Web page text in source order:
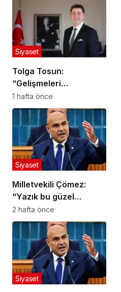
Tolga Tosun:
“Gelişmeleri
değerlendiriyorum”
Siyaset
1 hafta önce
Milletvekili Çömez:
“Yazık bu güzel
yavrulara!”
Siyaset
2 hafta önce
Siyaset